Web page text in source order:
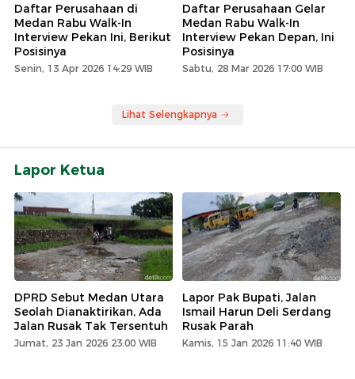
Daftar Perusahaan di
Medan Rabu Walk-In
Interview Pekan Ini, Berikut
Posisinya
Senin, 13 Apr 2026 14:29 WIB
Daftar Perusahaan Gelar
Medan Rabu Walk-In
Interview Pekan Depan, Ini
Posisinya
Sabtu, 28 Mar 2026 17:00 WIB
Lihat Selengkapnya
Lapor Ketua
DPRD Sebut Medan Utara
Seolah Dianaktirikan, Ada
Jalan Rusak Tak Tersentuh
Jumat, 23 Jan 2026 23:00 WIB
Lapor Pak Bupati, Jalan
Ismail Harun Deli Serdang
Rusak Parah
Kamis, 15 Jan 2026 11:40 WIB